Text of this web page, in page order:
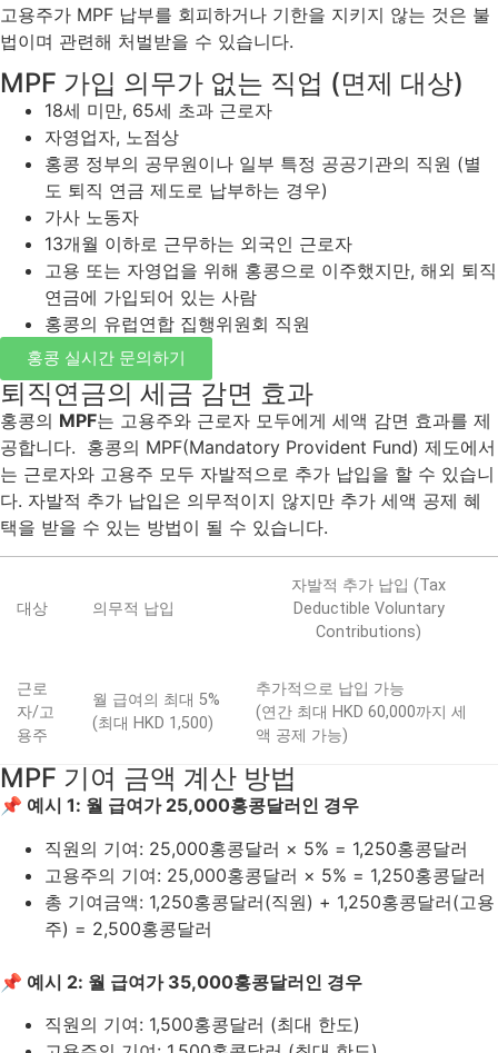
고용주가 MPF 납부를 회피하거나 기한을 지키지 않는 것은 불
법이며 관련해 처벌받을 수 있습니다.
MPF 가입 의무가 없는 직업 (면제 대상)
18세 미만, 65세 초과 근로자
자영업자, 노점상
홍콩 정부의 공무원이나 일부 특정 공공기관의 직원 (별
도 퇴직 연금 제도로 납부하는 경우)
가사 노동자
13개월 이하로 근무하는 외국인 근로자
고용 또는 자영업을 위해 홍콩으로 이주했지만, 해외 퇴직
연금에 가입되어 있는 사람
홍콩의 유럽연합 집행위원회 직원
홍콩 실시간 문의하기
퇴직연금의 세금 감면 효과
홍콩의 MPF는 고용주와 근로자 모두에게 세액 감면 효과를 제
공합니다. 홍콩의 MPF(Mandatory Provident Fund) 제도에서
는 근로자와 고용주 모두 자발적으로 추가 납입을 할 수 있습니
다. 자발적 추가 납입은 의무적이지 않지만 추가 세액 공제 혜
택을 받을 수 있는 방법이 될 수 있습니다.
대상 의무적 납입
자발적 추가 납입 (Tax
Deductible Voluntary
Contributions)
근로
자/고
용주
월 급여의 최대 5%
(최대 HKD 1,500)
추가적으로 납입 가능
(연간 최대 HKD 60,000까지 세
액 공제 가능)
MPF 기여 금액 계산 방법
📌 예시 1: 월 급여가 25,000홍콩달러인 경우
직원의 기여: 25,000홍콩달러 × 5% = 1,250홍콩달러
고용주의 기여: 25,000홍콩달러 × 5% = 1,250홍콩달러
총 기여금액: 1,250홍콩달러(직원) + 1,250홍콩달러(고용
주) = 2,500홍콩달러
📌 예시 2: 월 급여가 35,000홍콩달러인 경우
직원의 기여: 1,500홍콩달러 (최대 한도)